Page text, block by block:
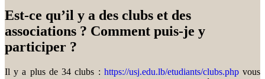
Est-ce qu’il y a des clubs et des
associations ? Comment puis-je y
participer ?
Il y a plus de 34 clubs : https://usj.edu.lb/etudiants/clubs.phpvous